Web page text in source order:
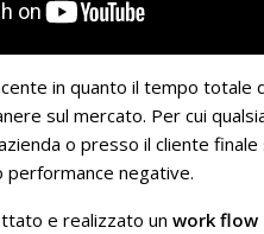
in quanto il tempo totale
sul mercato. Per cui
o presso il cliente
negative.
e realizzato un work flow